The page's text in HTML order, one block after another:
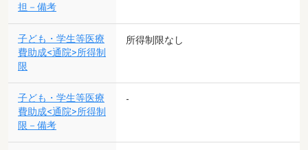
担－備考
子ども・学生等医療
費助成<通院>所得制
限
所得制限なし
子ども・学生等医療
費助成<通院>所得制
限－備考
-